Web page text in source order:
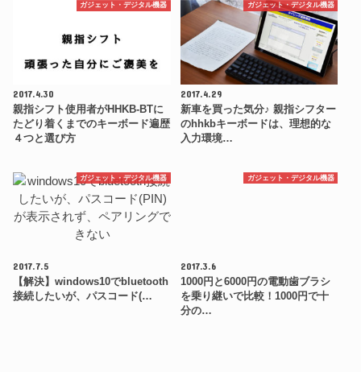
ガジェット・デジタル機器
2017.4.30
親指シフト使用者がHHKB-BTに
たどり着くまでのキーボード遍歴
４つと選び方
ガジェット・デジタル機器
2017.4.29
新車を買った気分♪ 親指シフター
のhhkbキーボードは、理想的な
入力環境…
ガジェット・デジタル機器
2017.7.5
【解決】windows10でbluetooth
接続したいが、パスコード(…
ガジェット・デジタル機器
2017.3.6
1000円と6000円の電動歯ブラシ
を乗り継いで比較！1000円で十
分の…